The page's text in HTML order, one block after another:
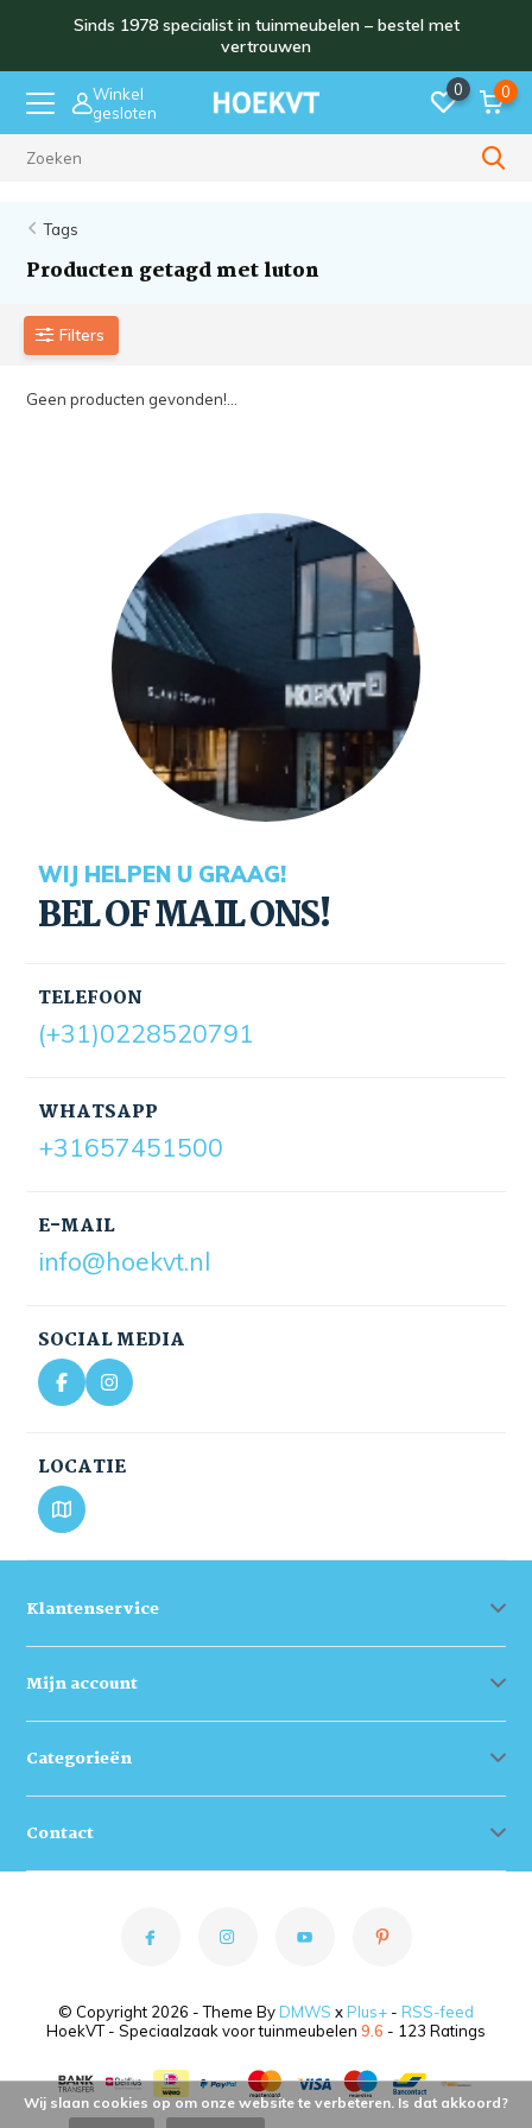
Sinds 1978 specialist in tuinmeubelen – bestel met
vertrouwen
Winkel
gesloten
0 0
Tags
Producten getagd met luton
Filters
Geen producten gevonden!...
WIJ HELPEN U GRAAG!
BEL OF MAIL ONS!
TELEFOON
(+31)0228520791
E-MAIL
info@hoekvt.nl
WHATSAPP
+31657451500
SOCIAL MEDIA
LOCATIE
Klantenservice
Mijn account
Categorieën
Contact
© Copyright 2026 - Theme By DMWS x Plus+ - RSS-feed
HoekVT - Speciaalzaak voor tuinmeubelen 9.6 - 123 Ratings
Wij slaan cookies op om onze website te verbeteren. Is dat akkoord?